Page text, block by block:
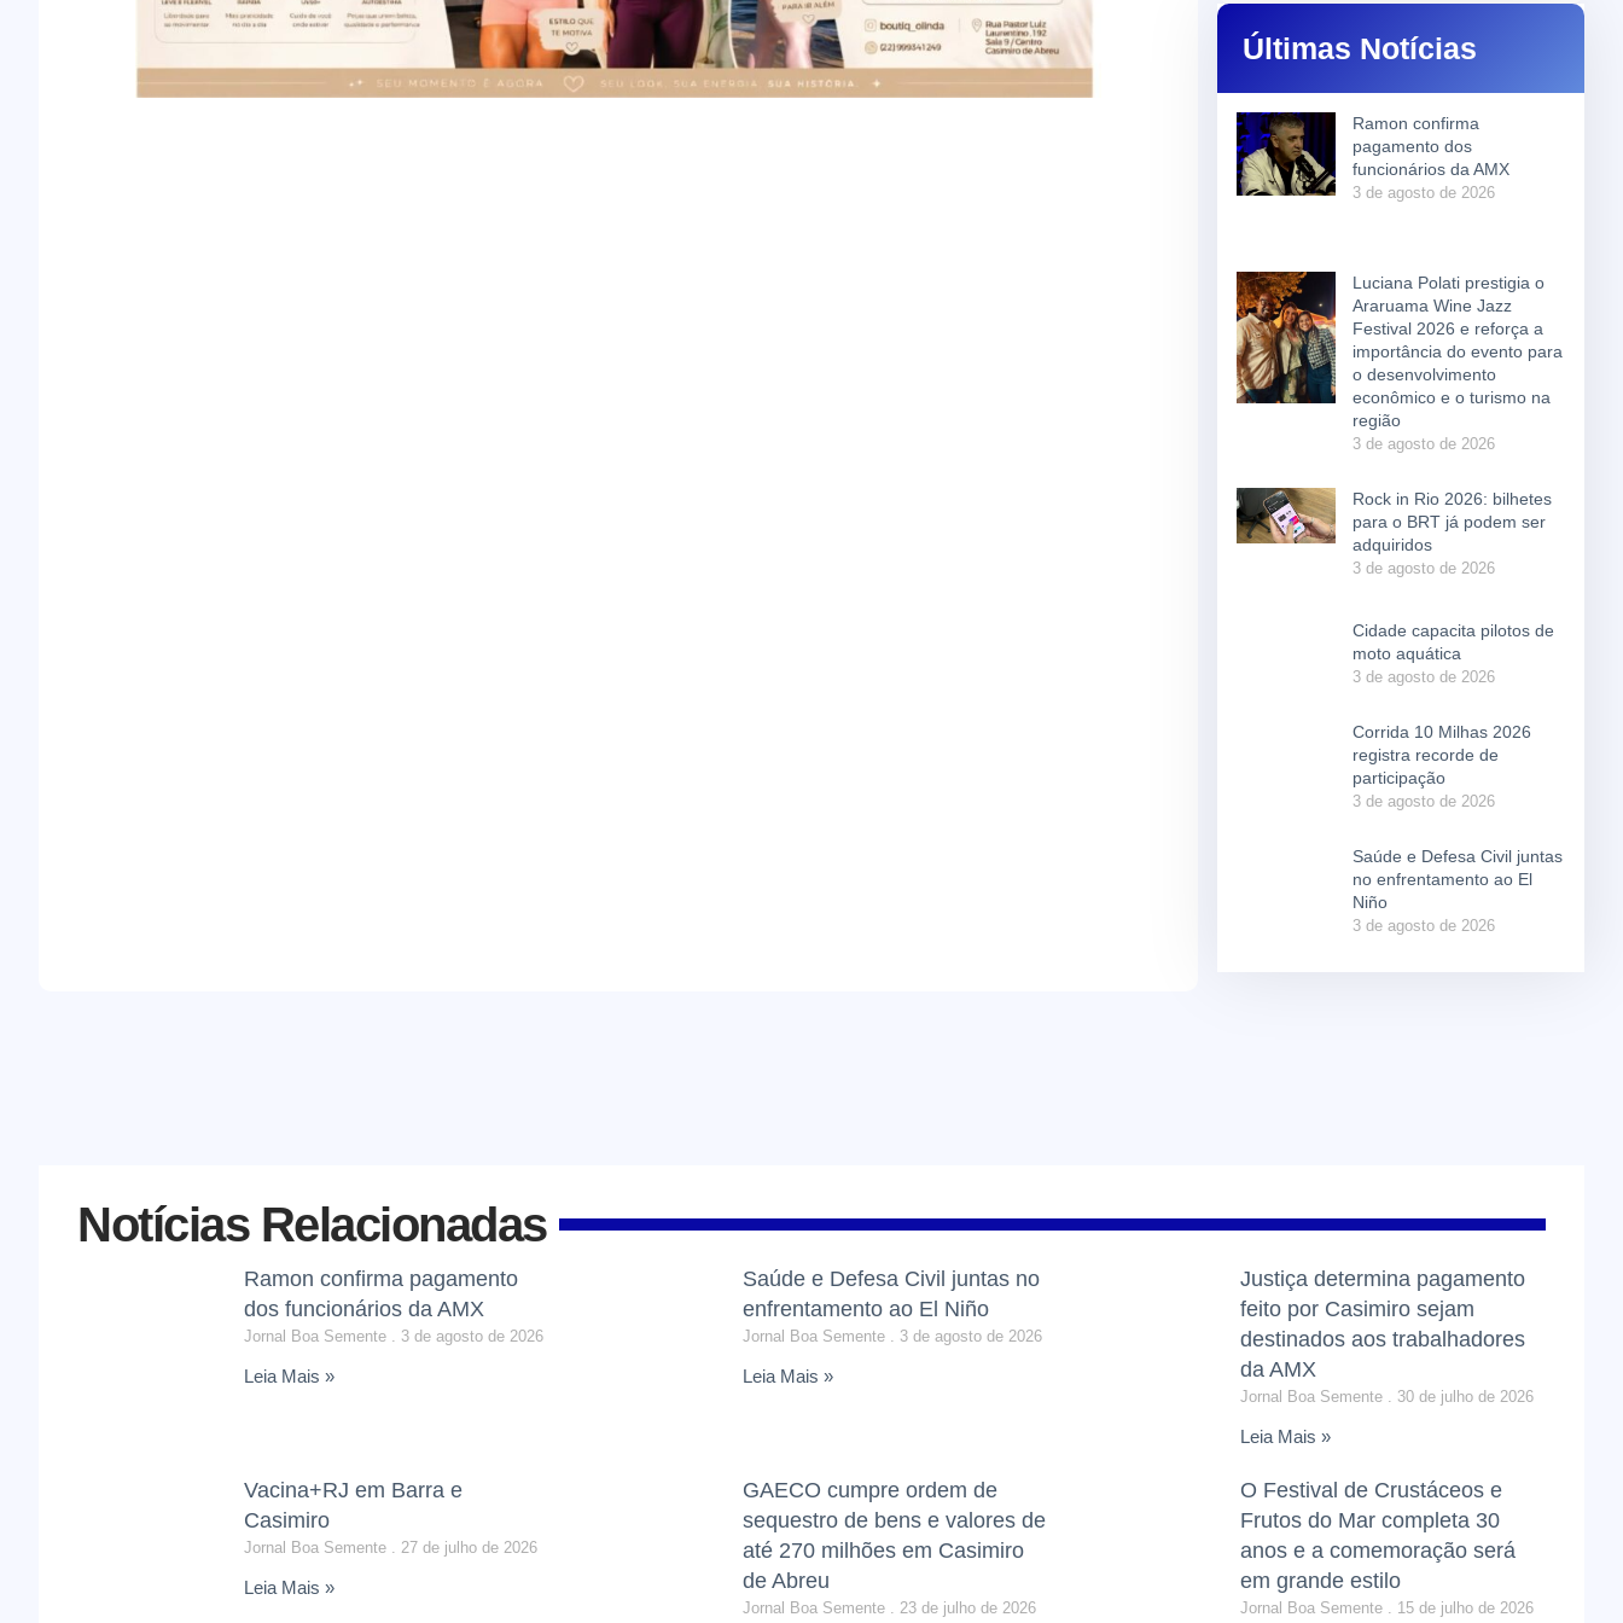
Últimas Notícias
Ramon confirma
pagamento dos
funcionários da AMX
3 de agosto de 2026
Luciana Polati prestigia o
Araruama Wine Jazz
Festival 2026 e reforça a
importância do evento para
o desenvolvimento
econômico e o turismo na
região
3 de agosto de 2026
Rock in Rio 2026: bilhetes
para o BRT já podem ser
adquiridos
3 de agosto de 2026
Cidade capacita pilotos de
moto aquática
3 de agosto de 2026
Corrida 10 Milhas 2026
registra recorde de
participação
3 de agosto de 2026
Saúde e Defesa Civil juntas
no enfrentamento ao El
Niño
3 de agosto de 2026
Notícias Relacionadas
Ramon confirma pagamento
dos funcionários da AMX
Jornal Boa Semente 3 de agosto de 2026
Leia Mais »
Saúde e Defesa Civil juntas no
enfrentamento ao El Niño
Jornal Boa Semente 3 de agosto de 2026
Leia Mais »
Justiça determina pagamento
feito por Casimiro sejam
destinados aos trabalhadores
da AMX
Jornal Boa Semente 30 de julho de 2026
Leia Mais »
Vacina+RJ em Barra e
Casimiro
Jornal Boa Semente 27 de julho de 2026
Leia Mais »
GAECO cumpre ordem de
sequestro de bens e valores de
até 270 milhões em Casimiro
de Abreu
Jornal Boa Semente 23 de julho de 2026
O Festival de Crustáceos e
Frutos do Mar completa 30
anos e a comemoração será
em grande estilo
Jornal Boa Semente 15 de julho de 2026